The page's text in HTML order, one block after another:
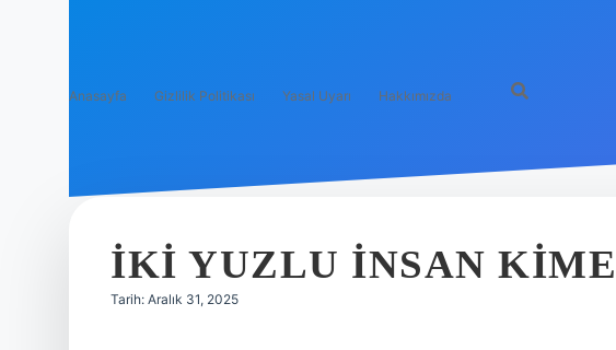
Anasayfa Gizlilik Politikası Yasal Uyarı Hakkımızda
İKI YUZLU INSAN
Tarih: Aralık 31, 2025